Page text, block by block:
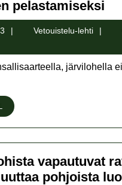
pelastamiseksi
ja
14.3.2023
Vetouistelu-lehti
järvilohella
READ
FULL
vapautuvat
pohjoista